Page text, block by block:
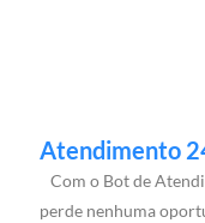
Atendimento
Com o Bot de
perde nenhuma